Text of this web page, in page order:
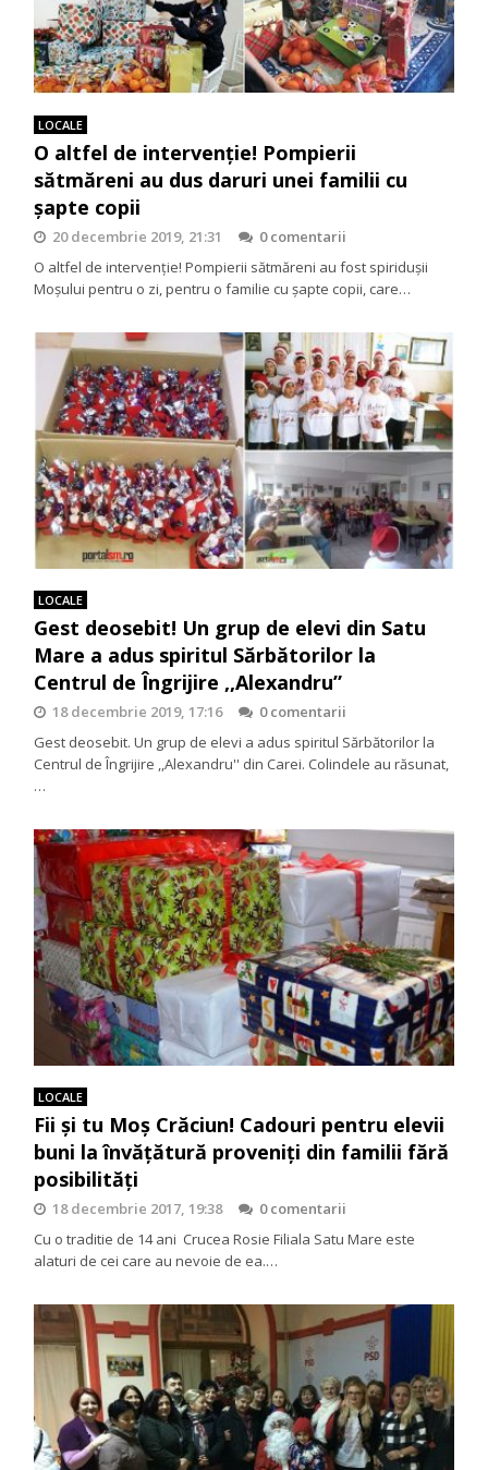
LOCALE
O altfel de intervenție! Pompierii
sătmăreni au dus daruri unei familii cu
șapte copii
20 decembrie 2019, 21:31
0 comentarii
O altfel de intervenție! Pompierii sătmăreni au fost spiridușii
Moșului pentru o zi, pentru o familie cu șapte copii, care…
LOCALE
Gest deosebit! Un grup de elevi din Satu
Mare a adus spiritul Sărbătorilor la
Centrul de Îngrijire ,,Alexandru”
18 decembrie 2019, 17:16
0 comentarii
Gest deosebit. Un grup de elevi a adus spiritul Sărbătorilor la
Centrul de Îngrijire ,,Alexandru'' din Carei. Colindele au răsunat,
…
LOCALE
Fii și tu Moș Crăciun! Cadouri pentru elevii
buni la învățătură proveniți din familii fără
posibilități
18 decembrie 2017, 19:38
0 comentarii
Cu o traditie de 14 ani Crucea Rosie Filiala Satu Mare este
alaturi de cei care au nevoie de ea.…